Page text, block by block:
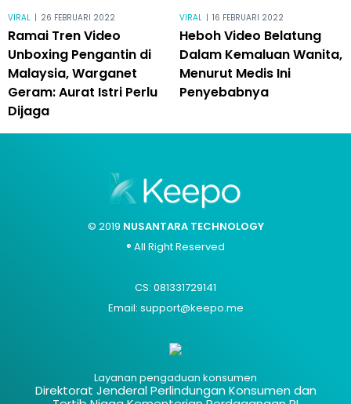
VIRAL | 26 FEBRUARI 2022
Ramai Tren Video
Unboxing Pengantin di
Malaysia, Warganet
Geram: Aurat Istri Perlu
Dijaga
VIRAL | 16 FEBRUARI 2022
Heboh Video Belatung
Dalam Kemaluan Wanita,
Menurut Medis Ini
Penyebabnya
© 2019 NUSANTARA TECHNOLOGY
® All Right Reserved
CS: 081331729141
Email: support@keepo.me
Layanan pengaduan konsumen
Direktorat Jenderal Perlindungan Konsumen dan